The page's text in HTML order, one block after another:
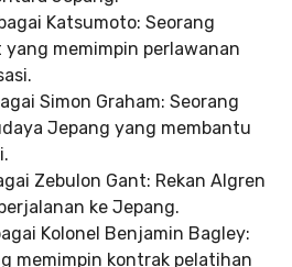
Katsumoto: Seorang
memimpin perlawanan
Simon Graham: Seorang
Jepang yang membantu
Zebulon Gant: Rekan Algren
ke Jepang.
Kolonel Benjamin Bagley:
memimpin kontrak pelatihan